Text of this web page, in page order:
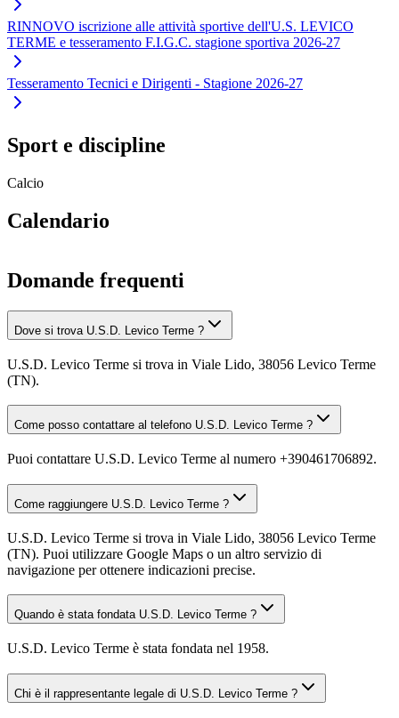
RINNOVO iscrizione alle attività sportive dell'U.S. LEVICO
TERME e tesseramento F.I.G.C. stagione sportiva 2026-27
Tesseramento Tecnici e Dirigenti - Stagione 2026-27
Sport e discipline
Calcio
Calendario
Domande frequenti
Dove si trova U.S.D. Levico Terme ?
U.S.D. Levico Terme si trova in Viale Lido, 38056 Levico Terme
(TN).
Come posso contattare al telefono U.S.D. Levico Terme ?
Puoi contattare U.S.D. Levico Terme al numero +390461706892.
Come raggiungere U.S.D. Levico Terme ?
U.S.D. Levico Terme si trova in Viale Lido, 38056 Levico Terme
(TN). Puoi utilizzare Google Maps o un altro servizio di
navigazione per ottenere indicazioni precise.
Quando è stata fondata U.S.D. Levico Terme ?
U.S.D. Levico Terme è stata fondata nel 1958.
Chi è il rappresentante legale di U.S.D. Levico Terme ?